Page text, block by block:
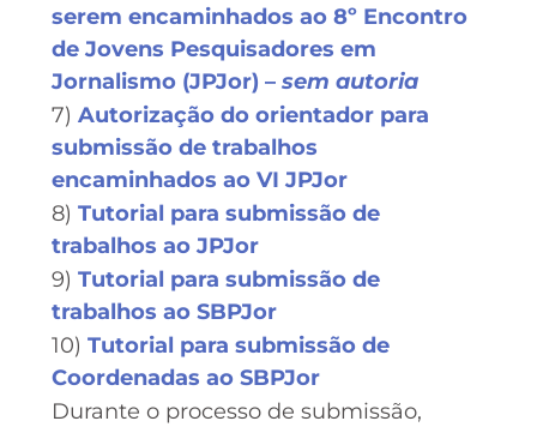
serem encaminhados ao 8º Encontro
de Jovens Pesquisadores em
Jornalismo (JPJor) – sem autoria
7) Autorização do orientador para
submissão de trabalhos
encaminhados ao VI JPJor
8) Tutorial para submissão de
trabalhos ao JPJor
9) Tutorial para submissão de
trabalhos ao SBPJor
10) Tutorial para submissão de
Coordenadas ao SBPJor
Durante o processo de submissão,